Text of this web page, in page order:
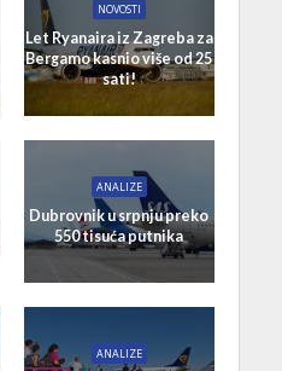
NOVOSTI
Let Ryanaira iz Zagreba za
Bergamo kasnio više od 25
sati!
ANALIZE
Dubrovnik u srpnju preko
550 tisuća putnika
ANALIZE